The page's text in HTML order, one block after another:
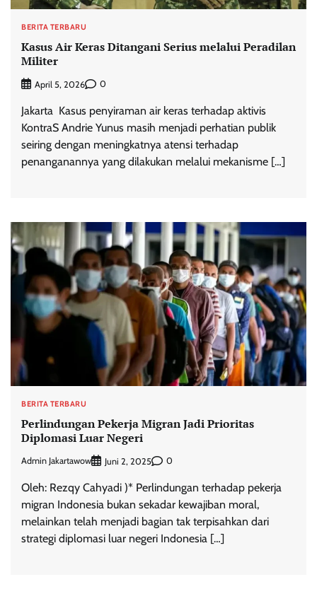
BERITA TERBARU
Kasus Air Keras Ditangani Serius melalui Peradilan
Militer
April 5, 2026 0
Jakarta  Kasus penyiraman air keras terhadap aktivis
KontraS Andrie Yunus masih menjadi perhatian publik
seiring dengan meningkatnya atensi terhadap
penanganannya yang dilakukan melalui mekanisme […]
BERITA TERBARU
Perlindungan Pekerja Migran Jadi Prioritas
Diplomasi Luar Negeri
Admin Jakartawow Juni 2, 2025 0
Oleh: Rezqy Cahyadi )* Perlindungan terhadap pekerja
migran Indonesia bukan sekadar kewajiban moral,
melainkan telah menjadi bagian tak terpisahkan dari
strategi diplomasi luar negeri Indonesia […]